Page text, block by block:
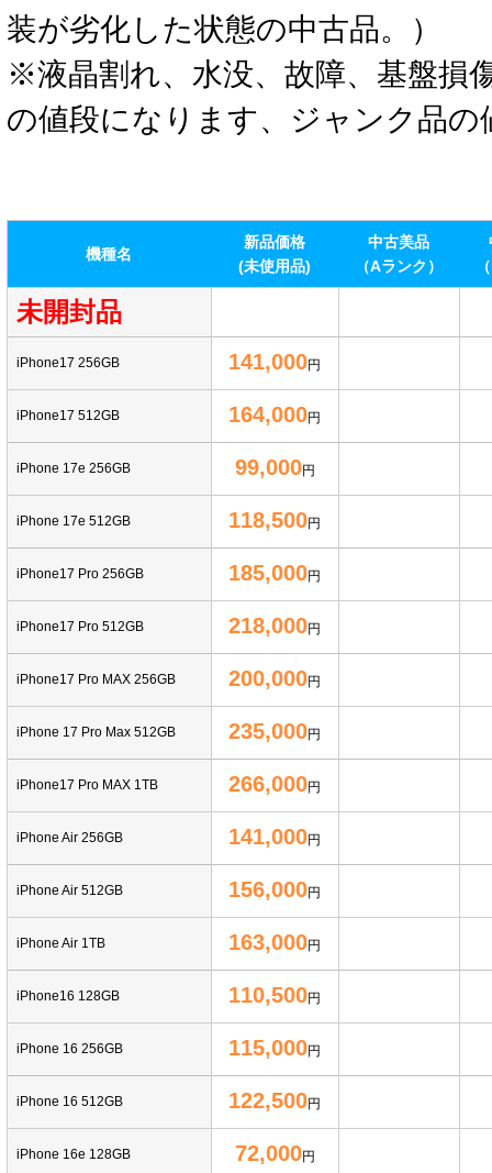
装が劣化した状態の中古品。）
※液晶割れ、水没、故障、基盤損
の値段になります、ジャンク品
機種名
新品価格
(未使用品)
中古美品
（Aランク）
未開封品
iPhone17 256GB 141,000円
iPhone17 512GB 164,000円
iPhone 17e 256GB 99,000円
iPhone 17e 512GB 118,500円
iPhone17 Pro 256GB 185,000円
iPhone17 Pro 512GB 218,000円
iPhone17 Pro MAX 256GB 200,000円
iPhone 17 Pro Max 512GB 235,000円
iPhone17 Pro MAX 1TB 266,000円
iPhone Air 256GB 141,000円
iPhone Air 512GB 156,000円
iPhone Air 1TB 163,000円
iPhone16 128GB 110,500円
iPhone 16 256GB 115,000円
iPhone 16 512GB 122,500円
iPhone 16e 128GB 72,000円